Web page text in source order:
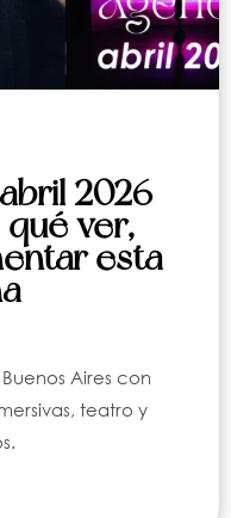
2026
ver,
esta
Aires con
teatro y